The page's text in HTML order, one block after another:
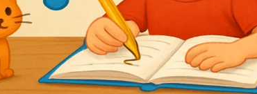
дружбу,
дорослішання і
вибір